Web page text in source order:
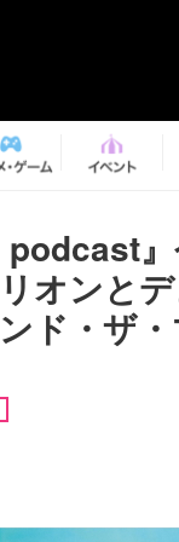
podcast
オンと
ド・ザ